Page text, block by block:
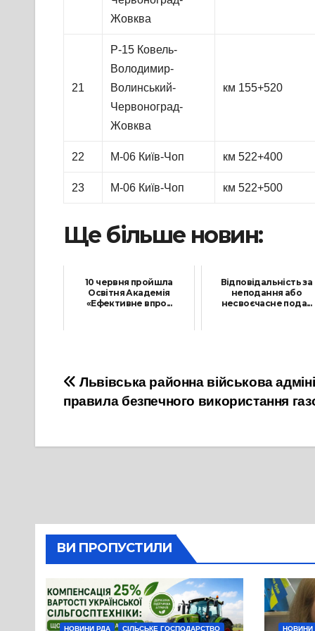
Жовква
21
Р-15 Ковель-
Володимир-
Волинський-
Червоноград-
Жовква
км 155+520
22 М-06 Київ-Чоп км 522+400
23 М-06 Київ-Чоп км 522+500
Ще більше новин:
10 червня пройшла
Освітня Академія
«Ефективне впро...
Відповідальність за
неподання або
несвоєчасне пода...
Навігація
записів
Львівська районна військова
правила безпечного використання
ВИ ПРОПУСТИЛИ
НОВИНИ РДА СІЛЬСЬКЕ ГОСПОДАРСТВО НОВИНИ